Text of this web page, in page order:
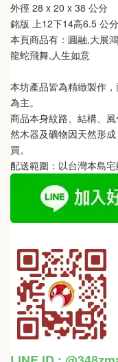
外徑 28 x 20 x 38 公分
銘版 上12下14高6.5 公分
本頁商品有： 圓融,大展
龍蛇飛舞,人生如意
本坊產品皆為精緻製作
為主。
商品本身紋路、結構、
然木器及礦物因天然形
買。
配送範圍：以台灣本島宅